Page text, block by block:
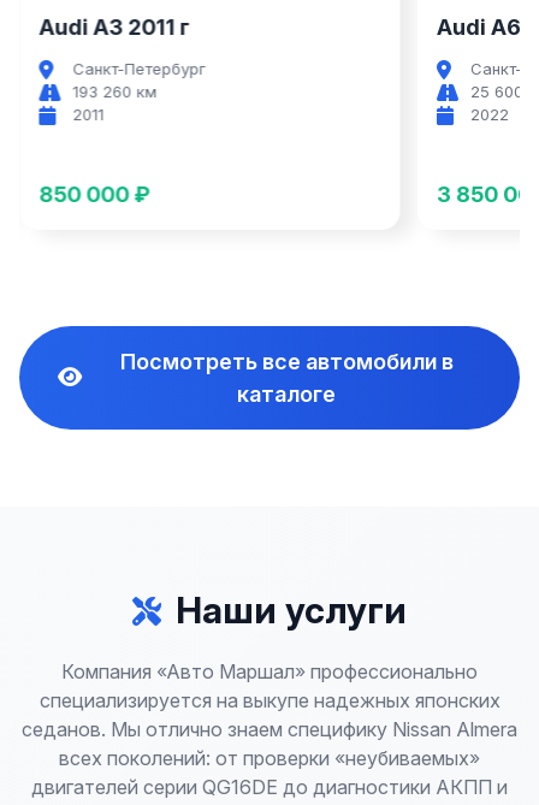
Audi A3 2011 г
Санкт-Петербург
193 260 км
2011
850 000 ₽
Audi A6
Санкт-
25 600
2022
3 850
Посмотреть все автомобили в
каталоге
Наши услуги
Компания «Авто Маршал» профессионально
специализируется на выкупе надежных японских
седанов. Мы отлично знаем специфику Nissan Almera
всех поколений: от проверки «неубиваемых»
двигателей серии QG16DE до диагностики АКПП и